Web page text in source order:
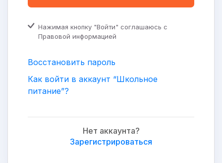
Нажимая кнопку "Войти" соглашаюсь с
Правовой информацией
Восстановить пароль
Как войти в аккаунт “Школьное
питание”?
Нет аккаунта?
Зарегистрироваться